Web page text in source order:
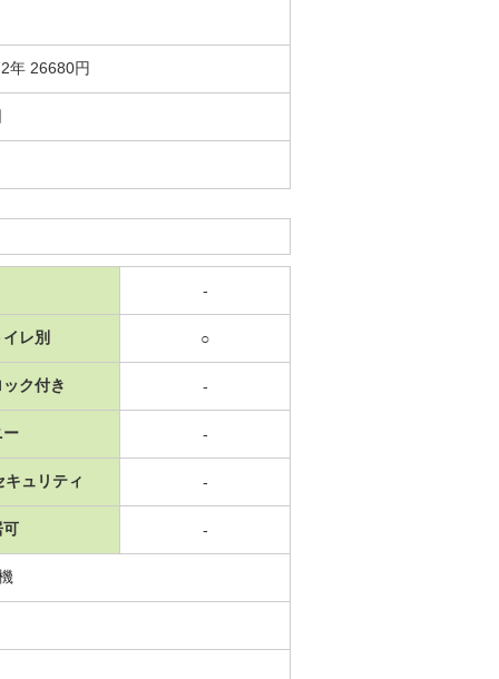
年 26680円
-
レ別 ○
ク付き -
ー -
キュリティ -
可 -